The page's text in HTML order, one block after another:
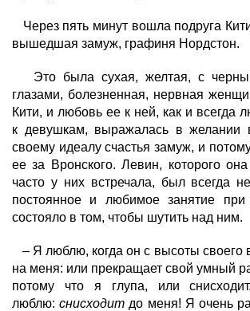
Через пять минут вошла подруга
вышедшая замуж, графиня Нордстон.
Это была сухая, желтая, с
глазами, болезненная, нервная
Кити, и любовь ее к ней, как и всегда
к девушкам, выражалась в желании
своему идеалу счастья замуж, и
ее за Вронского. Левин, которого
часто у них встречала, был всегда
постоянное и любимое занятие
состояло в том, чтобы шутить над ним.
– Я люблю, когда он с высоты своего
на меня: или прекращает свой умный
потому что я глупа, или
люблю: снисходит до меня! Я очень